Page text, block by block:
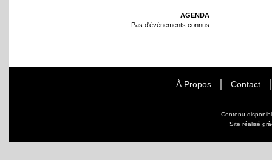
AGENDA
Pas d'événements connus
À Propos Contact
Contenu
Site réalisé